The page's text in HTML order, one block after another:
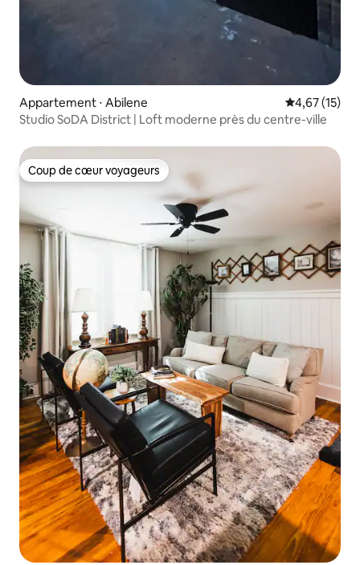
Appartement ⋅ Abilene Évaluation
4,67 (15)
Studio SoDA District | Loft moderne près du centre-ville
Coup de cœur voyageurs
Coup de cœur voyageurs